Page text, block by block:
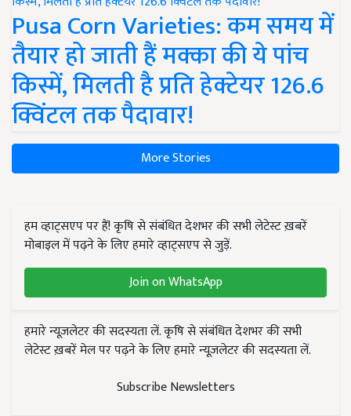
Pusa Corn Varieties: कम समय में
तैयार हो जाती हैं मक्का की ये पांच
किस्में, मिलती है प्रति हेक्टेयर 126.6
क्विंटल तक पैदावार!
More Stories
हम व्हाट्सएप पर हैं! कृषि से संबंधित देशभर की सभी लेटेस्ट ख़बरें
मोबाइल में पढ़ने के लिए हमारे व्हाट्सएप से जुड़ें.
Join on WhatsApp
हमारे न्यूज़लेटर की सदस्यता लें. कृषि से संबंधित देशभर की सभी
लेटेस्ट ख़बरें मेल पर पढ़ने के लिए हमारे न्यूज़लेटर की सदस्यता लें.
Subscribe Newsletters